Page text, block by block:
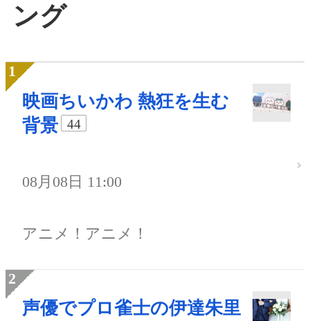
ング
映画ちいかわ 熱狂を生む
背景
44
08月08日 11:00
アニメ！アニメ！
声優でプロ雀士の伊達朱里